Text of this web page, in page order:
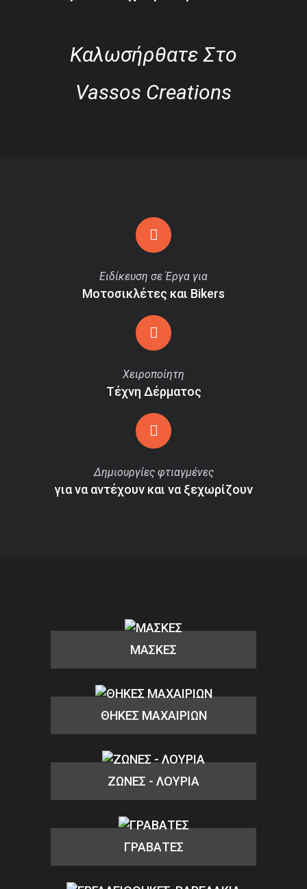
Τσάντες Backpack
Καλωσήρθατε Στο
Vassos Creations
Ειδίκευση σε Έργα για
Μοτοσικλέτες και Bikers
Χειροποίητη
Τέχνη Δέρματος
Δημιουργίες φτιαγμένες
για να αντέχουν και να ξεχωρίζουν
ΜΑΣΚΕΣ
ΘΗΚΕΣ ΜΑΧΑΙΡΙΩΝ
ΖΩΝΕΣ - ΛΟΥΡΙΑ
ΓΡΑΒΑΤΕΣ